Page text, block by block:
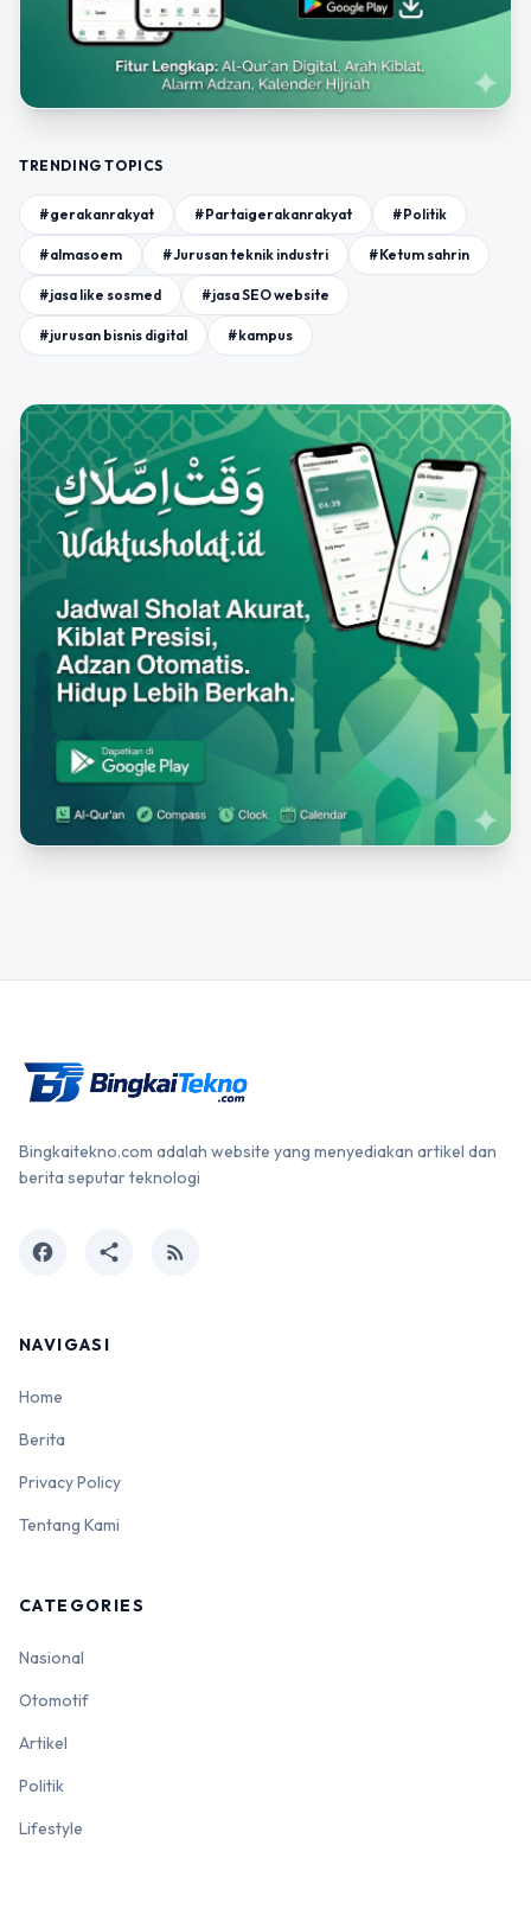
TRENDING TOPICS
#gerakanrakyat #Partaigerakanrakyat #Politik
#almasoem #Jurusan teknik industri #Ketum sahrin
#jasa like sosmed #jasa SEO website
#jurusan bisnis digital #kampus
Bingkaitekno.com adalah website yang menyediakan artikel dan
berita seputar teknologi
facebook share rss_feed
NAVIGASI
Home
Berita
Privacy Policy
Tentang Kami
CATEGORIES
Nasional
Otomotif
Artikel
Politik
Lifestyle